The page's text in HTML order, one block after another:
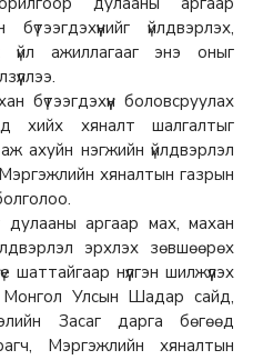
үйлдвэрлэх,
үйл ажиллагааг энэ оныг
бүтээгдэхүүн боловсруулах
хийх хяналт шалгалтыг
ахуйн нэгжийн үйлдвэрлэл
хяналтын газрын
дулааны аргаар мах, махан
эрхлэх зөвшөөрөх
нүүлгэн шилжүүлэх
Монгол Улсын Шадар сайд,
Засаг дарга бөгөөд
Мэргэжлийн хяналтын